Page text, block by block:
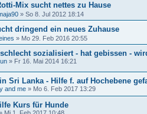
Mix sucht nettes zu Hause
» So 8. Jul 2012 18:14
dringend ein neues Zuhause
» Mo 29. Feb 2016 20:55
sozialisiert - hat gebissen -
» Fr 16. Mai 2014 16:21
Sri Lanka - Hilfe f. auf Hochebene
and me » Mo 6. Feb 2017 13:29
Kurs für Hunde